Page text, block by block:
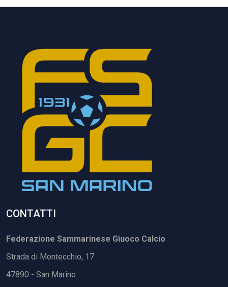
CONTATTI
Federazione Sammarinese Giuoco Calcio
Strada di Montecchio, 17
47890 - San Marino